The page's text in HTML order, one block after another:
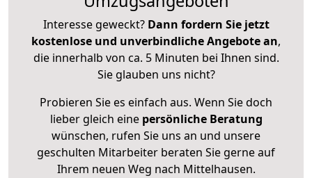
Interesse geweckt? Dann fordern Sie jetzt
kostenlose und unverbindliche Angebote an,
die innerhalb von ca. 5 Minuten bei Ihnen sind.
Sie glauben uns nicht?
Probieren Sie es einfach aus. Wenn Sie doch
lieber gleich eine persönliche Beratung
wünschen, rufen Sie uns an und unsere
geschulten Mitarbeiter beraten Sie gerne auf
Ihrem neuen Weg nach Mittelhausen.